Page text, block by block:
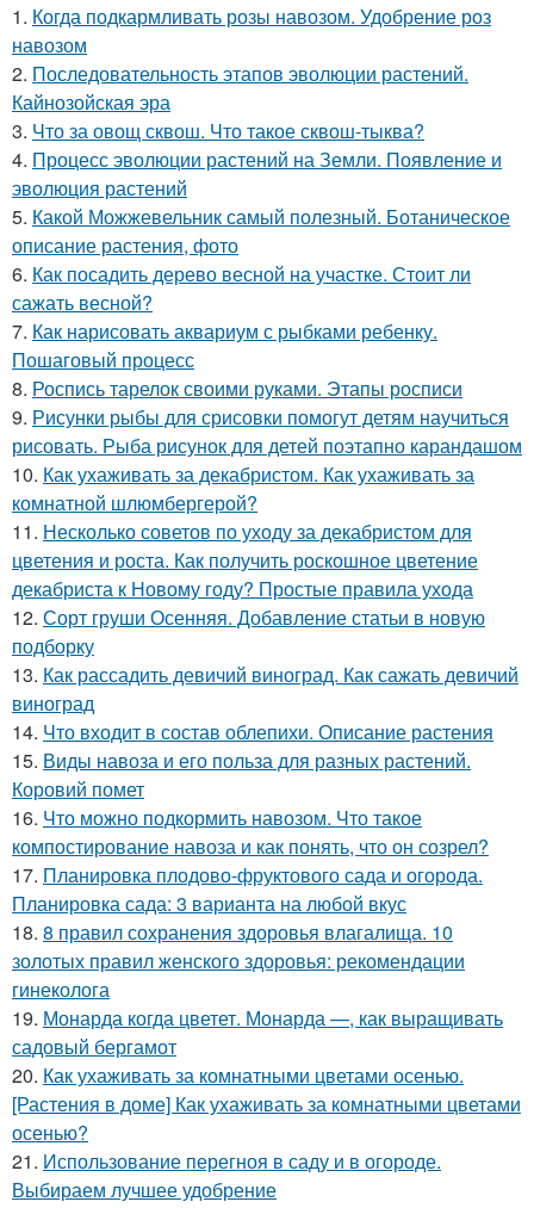
1. Когда подкармливать розы навозом. Удобрение роз
навозом
2. Последовательность этапов эволюции растений.
Кайнозойская эра
3. Что за овощ сквош. Что такое сквош-тыква?
4. Процесс эволюции растений на Земли. Появление и
эволюция растений
5. Какой Можжевельник самый полезный. Ботаническое
описание растения, фото
6. Как посадить дерево весной на участке. Стоит ли
сажать весной?
7. Как нарисовать аквариум с рыбками ребенку.
Пошаговый процесс
8. Роспись тарелок своими руками. Этапы росписи
9. Рисунки рыбы для срисовки помогут детям научиться
рисовать. Рыба рисунок для детей поэтапно карандашом
10. Как ухаживать за декабристом. Как ухаживать за
комнатной шлюмбергерой?
11. Несколько советов по уходу за декабристом для
цветения и роста. Как получить роскошное цветение
декабриста к Новому году? Простые правила ухода
12. Сорт груши Осенняя. Добавление статьи в новую
подборку
13. Как рассадить девичий виноград. Как сажать девичий
виноград
14. Что входит в состав облепихи. Описание растения
15. Виды навоза и его польза для разных растений.
Коровий помет
16. Что можно подкормить навозом. Что такое
компостирование навоза и как понять, что он созрел?
17. Планировка плодово-фруктового сада и огорода.
Планировка сада: 3 варианта на любой вкус
18. 8 правил сохранения здоровья влагалища. 10
золотых правил женского здоровья: рекомендации
гинеколога
19. Монарда когда цветет. Монарда —, как выращивать
садовый бергамот
20. Как ухаживать за комнатными цветами осенью.
[Растения в доме] Как ухаживать за комнатными цветами
осенью?
21. Использование перегноя в саду и в огороде.
Выбираем лучшее удобрение